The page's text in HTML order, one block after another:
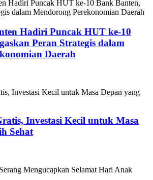
Hadiri Puncak HUT ke-10
Peran Strategis dalam
Daerah
Investasi Kecil untuk Masa
Sehat